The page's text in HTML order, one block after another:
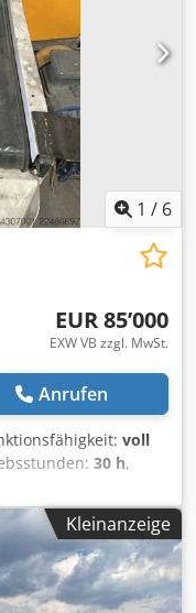
1 / 6
EUR 85’000
EXW VB zzgl. MwSt.
Anrufen
voll
30 h,
1’700 mm, Die
Zerkleinern von
und
Kleinanzeige